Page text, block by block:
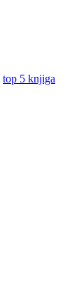
top 5 knjiga